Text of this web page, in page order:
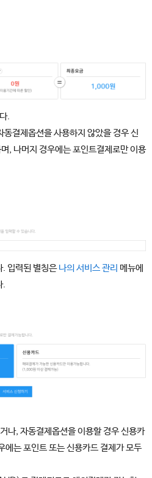
.
결제옵션을 사용하지 않았을 경우 신
, 나머지 경우에는 포인트결제로만 이용
. 입력된 별칭은나의 서비스 관리 메뉴에
.
나, 자동결제옵션을 이용할 경우 신용카
에는 포인트 또는 신용카드 결제가 모두